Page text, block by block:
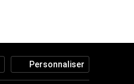
Personnaliser